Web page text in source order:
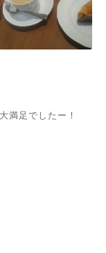
満足でしたー！